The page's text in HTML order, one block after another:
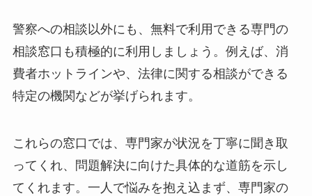
警察への相談以外にも、無料で利用できる専門の
相談窓口も積極的に利用しましょう。例えば、消
費者ホットラインや、法律に関する相談ができる
特定の機関などが挙げられます。
これらの窓口では、専門家が状況を丁寧に聞き取
ってくれ、問題解決に向けた具体的な道筋を示し
てくれます。一人で悩みを抱え込まず、専門家の